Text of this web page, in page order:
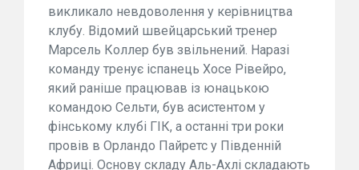
викликало невдоволення у керівництва
клубу. Відомий швейцарський тренер
Марсель Коллер був звільнений. Наразі
команду тренує іспанець Хосе Рівейро,
який раніше працював із юнацькою
командою Сельти, був асистентом у
фінському клубі ГІК, а останні три роки
провів в Орландо Пайретс у Південній
Африці. Основу складу Аль-Ахлі складають